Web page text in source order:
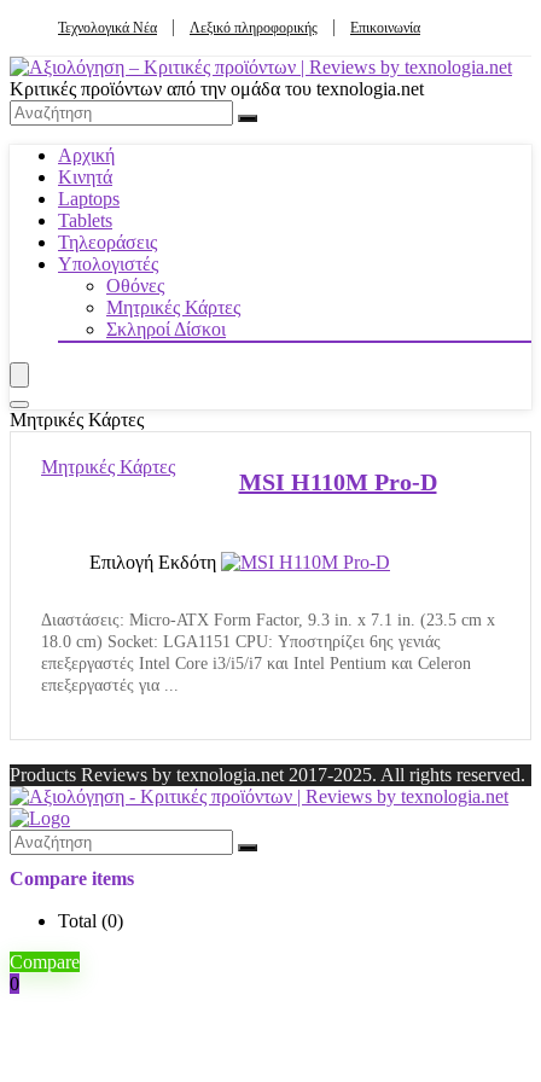
Τεχνολογικά Νέα Λεξικό πληροφορικής Επικοινωνία
Κριτικές προϊόντων από την ομάδα του texnologia.net
Αρχική
Κινητά
Laptops
Tablets
Τηλεοράσεις
Υπολογιστές
Οθόνες
Μητρικές Κάρτες
Σκληροί Δίσκοι
Μητρικές Κάρτες
Μητρικές Κάρτες
MSI H110M Pro-D
Επιλογή Εκδότη
Διαστάσεις: Micro-ATX Form Factor, 9.3 in. x 7.1 in. (23.5 cm x
18.0 cm) Socket: LGA1151 CPU: Υποστηρίζει 6ης γενιάς
επεξεργαστές Intel Core i3/i5/i7 και Intel Pentium και Celeron
επεξεργαστές για ...
Products Reviews by texnologia.net 2017-2025. All rights reserved.
Compare items
Total (0)
Compare
0